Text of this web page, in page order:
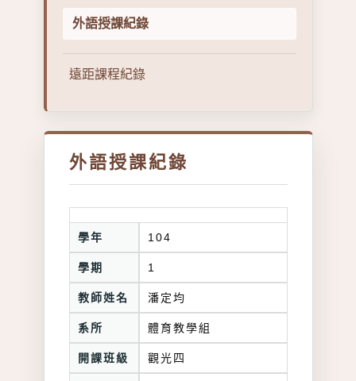
外語授課紀錄
遠距課程紀錄
外語授課紀錄
學年 104
學期 1
教師姓名 潘定均
系所 體育教學組
開課班級 觀光四